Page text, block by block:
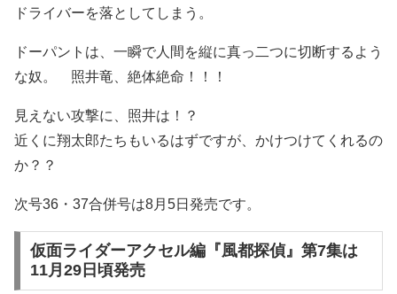
ドライバーを落としてしまう。
ドーパントは、一瞬で人間を縦に真っ二つに切断するよう
な奴。 照井竜、絶体絶命！！！
見えない攻撃に、照井は！？
近くに翔太郎たちもいるはずですが、かけつけてくれるの
か？？
次号36・37合併号は8月5日発売です。
仮面ライダーアクセル編『風都探偵』第7集は
11月29日頃発売